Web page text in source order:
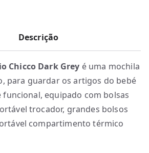
Descrição
Chicco Dark Grey é uma mochila
para guardar os artigos do bebé
funcional, equipado com bolsas
trocador, grandes bolsos
compartimento térmico